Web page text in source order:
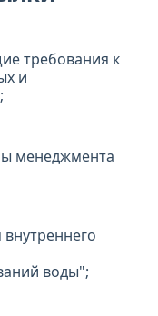
требования к
и
менеджмента
воды";